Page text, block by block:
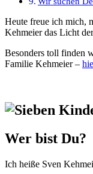
Heute freue ich mich, mal wieder einen Papa im Interview zur Vereinbarkeit von Familie und Beruf begrüßen zu dürfen und zwar gleich einen mit bald sieben Kinder. Im Juli erblickt das siebte Kind der Familie
Kehmeier das Licht
Besonders toll finden
Familie Kehmeier –
Wer bist Du?
Ich heiße Sven